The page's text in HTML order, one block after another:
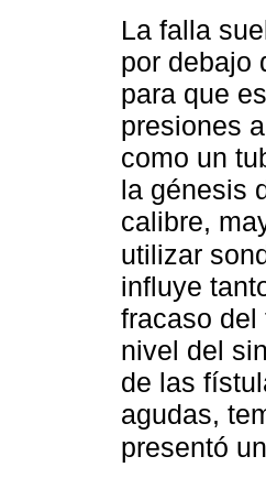
La falla
por debajo
para que
presiones
como un
la génesis
calibre,
utilizar
influye
fracaso del
nivel del
de las
agudas,
presentó